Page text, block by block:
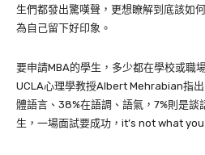
生們都發出驚嘆聲，更想瞭解到底該如
為自己留下好印象。
要申請MBA的學生，多少都在學校或職
UCLA心理學教授Albert Mehrabian指
體語言、38%在語調、語氣，7%則是談
生，一場面試要成功，it’s not what